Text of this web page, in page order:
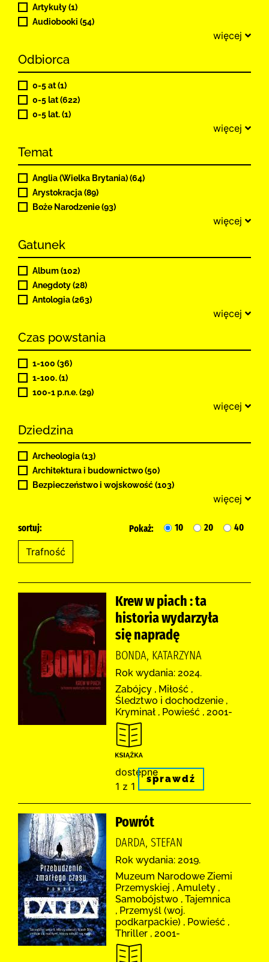
Artykuły (1)
Audiobooki (54)
więcej
Odbiorca
0-5 at (1)
0-5 lat (622)
0-5 lat. (1)
więcej
Temat
Anglia (Wielka Brytania) (64)
Arystokracja (89)
Boże Narodzenie (93)
więcej
Gatunek
Album (102)
Anegdoty (28)
Antologia (263)
więcej
Czas powstania
1-100 (36)
1-100. (1)
100-1 p.n.e. (29)
więcej
Dziedzina
Archeologia (13)
Architektura i budownictwo (50)
Bezpieczeństwo i wojskowość (103)
więcej
sortuj: Pokaż: 10 20 40
Krew w piach : ta
historia wydarzyła
się napradę
BONDA, KATARZYNA
Rok wydania: 2024.
Zabójcy , Miłość ,
Śledztwo i dochodzenie ,
Kryminał , Powieść , 2001-
dostępne
1 z 1
sprawdź
Powrót
DARDA, STEFAN
Rok wydania: 2019.
Muzeum Narodowe Ziemi
Przemyskiej , Amulety ,
Samobójstwo , Tajemnica
, Przemyśl (woj.
podkarpackie) , Powieść ,
Thriller , 2001-